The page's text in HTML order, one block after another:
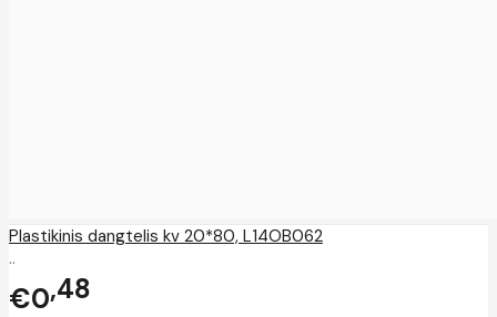
Plastikinis dangtelis kv 20*80, L14OB062
..
€0 48